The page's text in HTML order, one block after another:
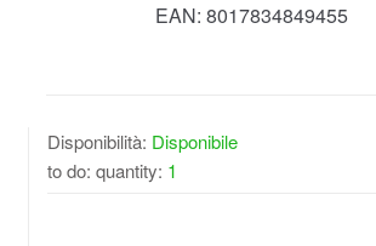
EAN: 8017834849455
Disponibilità: Disponibile
to do: quantity: 1